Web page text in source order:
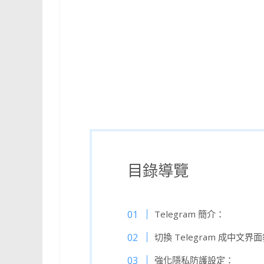
目錄導覽
Telegram 簡介：
切換 Telegram 成中文界面
強化隱私防護設定：